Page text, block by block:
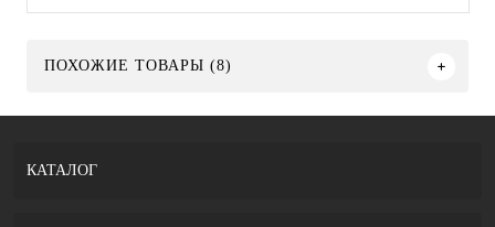
ПОХОЖИЕ ТОВАРЫ (8)
КАТАЛОГ